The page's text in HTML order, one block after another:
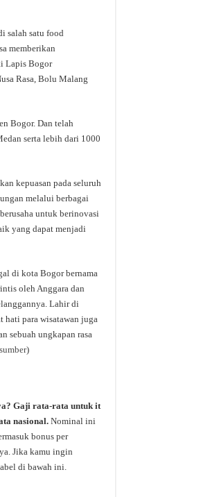
salah satu food
memberikan
Lapis Bogor
Rasa, Bolu Malang
Bogor. Dan telah
serta lebih dari 1000
kepuasan pada seluruh
melalui berbagai
untuk berinovasi
yang dapat menjadi
di kota Bogor bernama
oleh Anggara dan
Lahir di
hati para wisatawan juga
sebuah ungkapan rasa
)
Gaji rata-rata untuk it
nasional. Nominal ini
bonus per
Jika kamu ingin
di bawah ini.